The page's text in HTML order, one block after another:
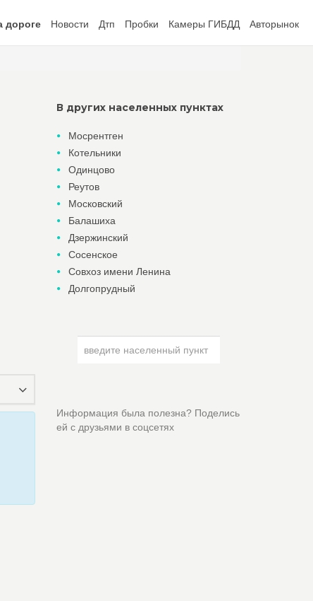
дороге Новости Дтп Пробки Камеры ГИБДД Авторынок
В других населенных пунктах
Мосрентген
Котельники
Одинцово
Реутов
Московский
Балашиха
Дзержинский
Сосенское
Совхоз имени Ленина
Долгопрудный
Информация была полезна? Поделись
ей с друзьями в соцсетях